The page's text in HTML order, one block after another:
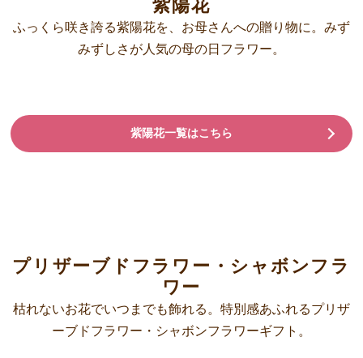
紫陽花
ふっくら咲き誇る紫陽花を、お母さんへの贈り物に。みず
みずしさが人気の母の日フラワー。
紫陽花一覧はこちら
プリザーブドフラワー・シャボンフラ
ワー
枯れないお花でいつまでも飾れる。特別感あふれるプリザ
ーブドフラワー・シャボンフラワーギフト。